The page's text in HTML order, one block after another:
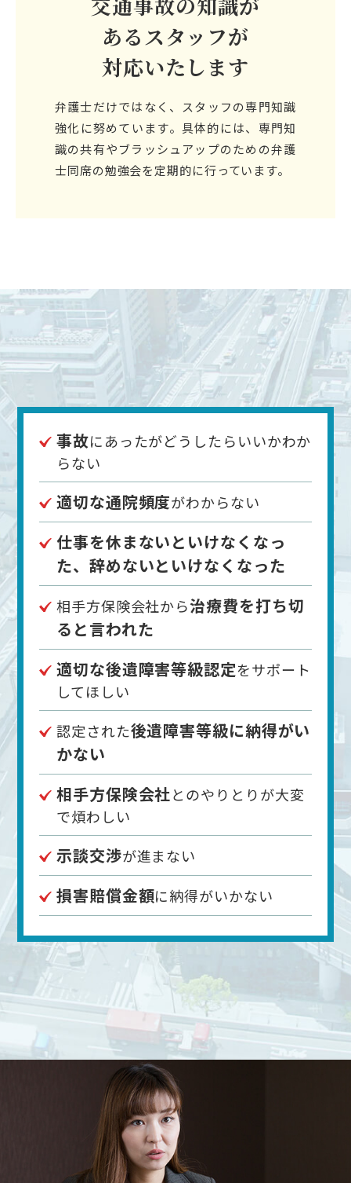
あるスタッフが
対応いたします
弁護士だけではなく、スタッフの専門知識
強化に努めています。具体的には、専門知
識の共有やブラッシュアップのための弁護
士同席の勉強会を定期的に行っています。
事故にあったがどうしたらいいかわか
らない
適切な通院頻度がわからない
仕事を休まないといけなくなっ
た、辞めないといけなくなった
相手方保険会社から治療費を打ち切
ると言われた
適切な後遺障害等級認定をサポート
してほしい
認定された後遺障害等級に納得がい
かない
相手方保険会社とのやりとりが大変
で煩わしい
示談交渉が進まない
損害賠償金額に納得がいかない